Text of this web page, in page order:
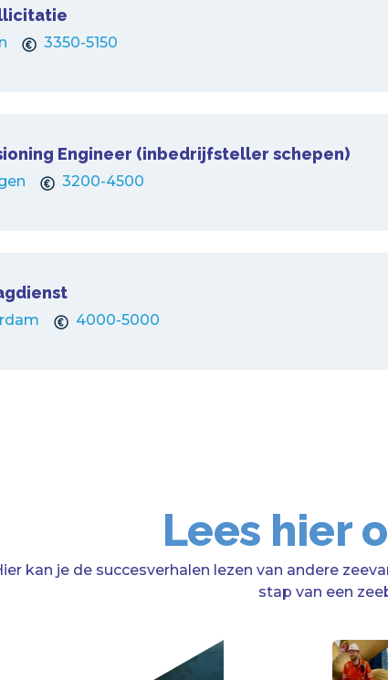
3350-5150
Engineer (inbedrijfsteller schepen)
3200-4500
4000-5000
Lees hier
kan je de succesverhalen lezen van andere
stap van een